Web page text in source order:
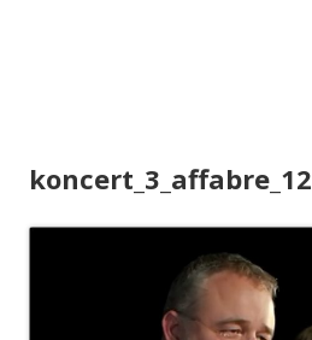
koncert_3_affabre_12